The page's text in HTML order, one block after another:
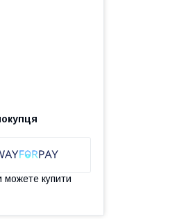
можете купити